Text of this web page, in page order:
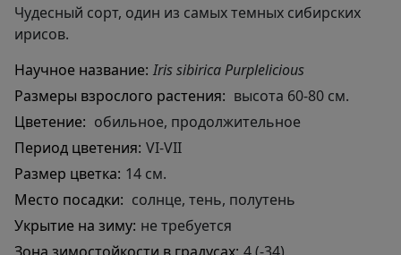
Чудесный сорт, один из самых темных сибирских
ирисов.
Научное название: Iris sibirica Purplelicious
Размеры взрослого растения: высота 60-80 см.
Цветение: обильное, продолжительное
Период цветения: VI-VII
Размер цветка: 14 см.
Место посадки: солнце, тень, полутень
Укрытие на зиму: не требуется